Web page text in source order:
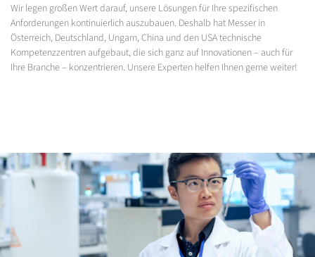
Wir legen großen Wert darauf, unsere Lösungen für Ihre spezifischen
Anforderungen kontinuierlich auszubauen. Deshalb hat Messer in
Österreich, Deutschland, Ungarn, China und den USA technische
Kompetenzzentren aufgebaut, die sich ganz auf Innovationen – auch für
Ihre Branche – konzentrieren. Unsere Experten helfen Ihnen gerne weiter!